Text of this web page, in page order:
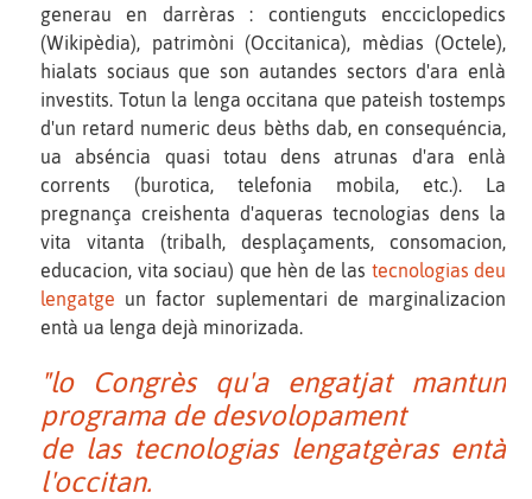
generau en darrèras : contienguts encciclopedics
(Wikipèdia), patrimòni (Occitanica), mèdias (Octele),
hialats sociaus que son autandes sectors d'ara enlà
investits. Totun la lenga occitana que pateish tostemps
d'un retard numeric deus bèths dab, en consequéncia,
ua abséncia quasi totau dens atrunas d'ara enlà
corrents (burotica, telefonia mobila, etc.). La
pregnança creishenta d'aqueras tecnologias dens la
vita vitanta (tribalh, desplaçaments, consomacion,
educacion, vita sociau) que hèn de las tecnologias deu
lengatge un factor suplementari de marginalizacion
entà ua lenga dejà minorizada.
"lo Congrès qu'a engatjat mantun
programa de desvolopament
de las tecnologias lengatgèras entà
l'occitan.